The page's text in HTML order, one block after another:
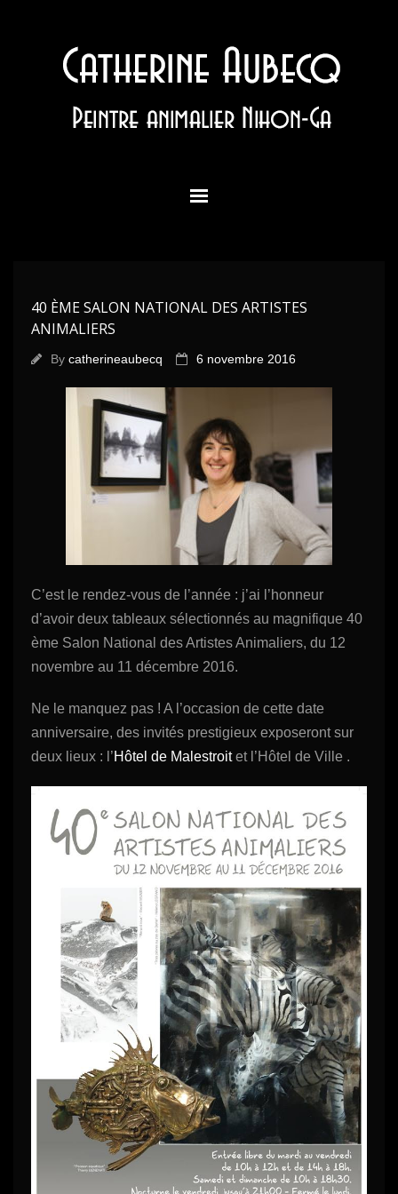
Galeries
Expositions
A propos
Références
40 ÈME SALON NATIONAL DES ARTISTES
ANIMALIERS
By catherineaubecq 6 novembre 2016
C’est le rendez-vous de l’année : j’ai l’honneur
d’avoir deux tableaux sélectionnés au magnifique 40
ème Salon National des Artistes Animaliers, du 12
novembre au 11 décembre 2016.
Ne le manquez pas ! A l’occasion de cette date
anniversaire, des invités prestigieux exposeront sur
deux lieux : l’Hôtel de Malestroitet l’Hôtel de Ville .